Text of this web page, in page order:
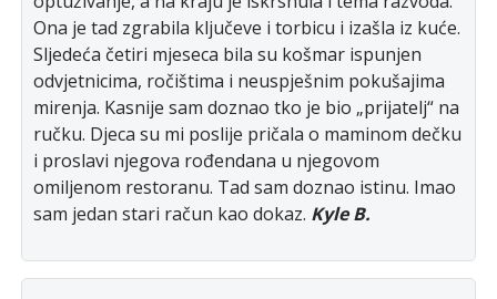
Ona je tad zgrabila ključeve i torbicu i izašla iz kuće.
Sljedeća četiri mjeseca bila su košmar ispunjen
odvjetnicima, ročištima i neuspješnim pokušajima
mirenja. Kasnije sam doznao tko je bio „prijatelj“ na
ručku. Djeca su mi poslije pričala o maminom dečku
i proslavi njegova rođendana u njegovom
omiljenom restoranu. Tad sam doznao istinu. Imao
sam jedan stari račun kao dokaz. Kyle B.